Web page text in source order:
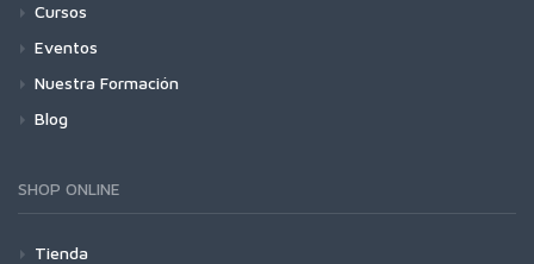
Cursos
Eventos
Nuestra Formación
Blog
SHOP ONLINE
Tienda